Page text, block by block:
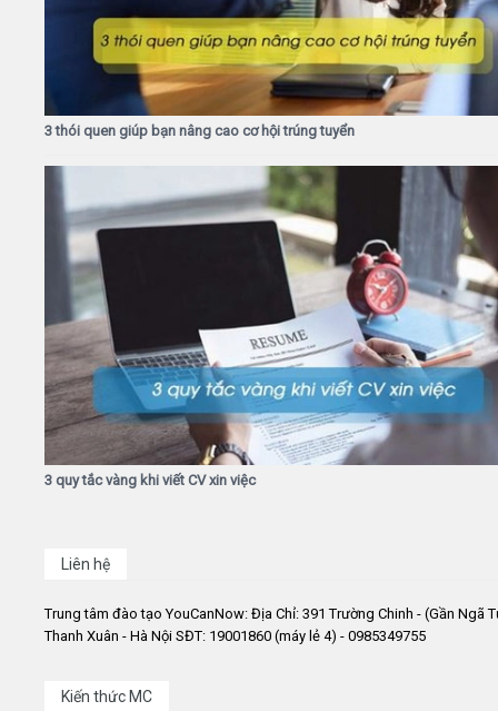
3 thói quen giúp bạn nâng cao cơ hội trúng tuyển
3 quy tắc vàng khi viết CV xin việc
Liên hệ
Trung tâm đào tạo YouCanNow: Địa Chỉ: 391 Trường Chinh - (Gần Ngã
Thanh Xuân - Hà Nội SĐT: 19001860 (máy lẻ 4) - 0985349755
Kiến thức MC